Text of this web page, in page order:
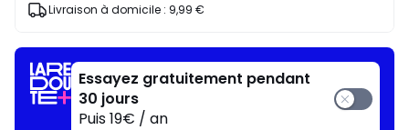
J'en
Livraison à domicile : 9,99 €
Essayez gratuitement pendant
30 jours
Puis 19€ / an